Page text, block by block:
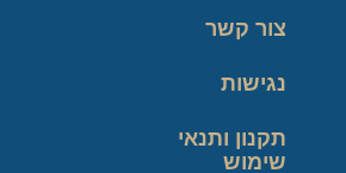
צור קשר
נגישות
תקנון ותנאי
שימוש